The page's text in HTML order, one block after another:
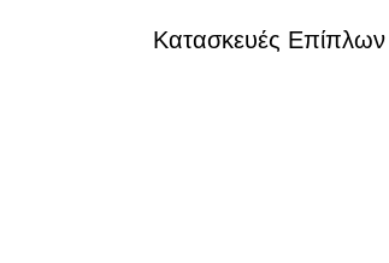
Κατασκευές Επίπλων